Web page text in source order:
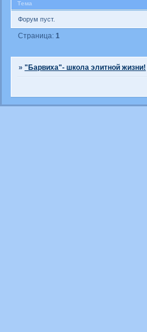
Тема
Форум пуст.
Страница:1
»"Барвиха"- школа элитной жизни!